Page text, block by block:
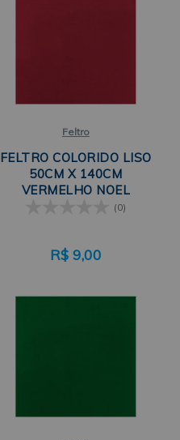
Feltro
FELTRO COLORIDO LISO
50CM X 140CM
VERMELHO NOEL
FELTYCRIL SANTA FÉ
(0)
R$ 9,00